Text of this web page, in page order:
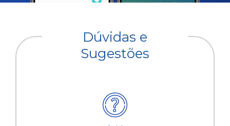
Dúvidas e
Sugestões